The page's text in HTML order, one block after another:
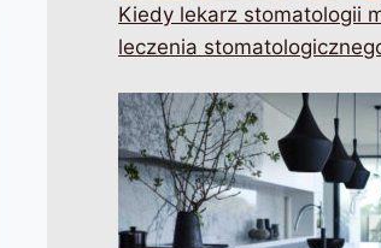
Kiedy lekarz stomatologii
leczenia